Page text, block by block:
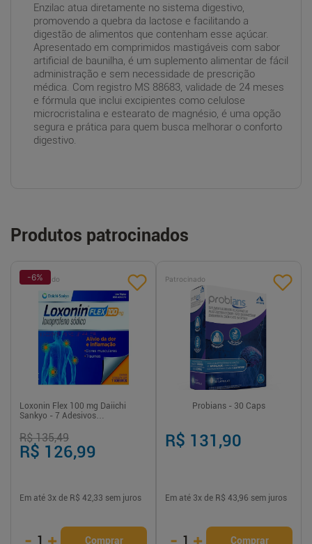
Enzilac atua diretamente no sistema digestivo,
promovendo a quebra da lactose e facilitando a
digestão de alimentos que contenham esse açúcar.
Apresentado em comprimidos mastigáveis com sabor
artificial de baunilha, é um suplemento alimentar de fácil
administração e sem necessidade de prescrição
médica. Com registro MS 88683, validade de 24 meses
e fórmula que inclui excipientes como celulose
microcristalina e estearato de magnésio, é uma opção
segura e prática para quem busca melhorar o conforto
digestivo.
Produtos patrocinados
Patrocinado
-6%
Loxonin Flex 100 mg Daiichi
Sankyo - 7 Adesivos
R$ 135,49
R$ 126,99
Em até 3x de R$ 42,33 sem juros
1 Comprar
Patrocinado
Probians - 30 Caps
R$ 131,90
Em até 3x de R$ 43,96 sem juros
1 Comprar